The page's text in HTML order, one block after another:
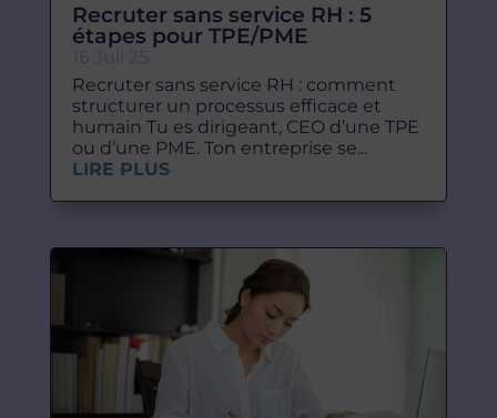
Recruter sans service RH : 5
étapes pour TPE/PME
16 Juil 25
Recruter sans service RH : comment
structurer un processus efficace et
humain Tu es dirigeant, CEO d’une TPE
ou d’une PME. Ton entreprise se...
LIRE PLUS